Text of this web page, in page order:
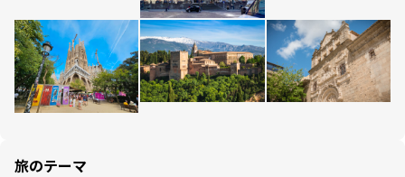
旅のテーマ